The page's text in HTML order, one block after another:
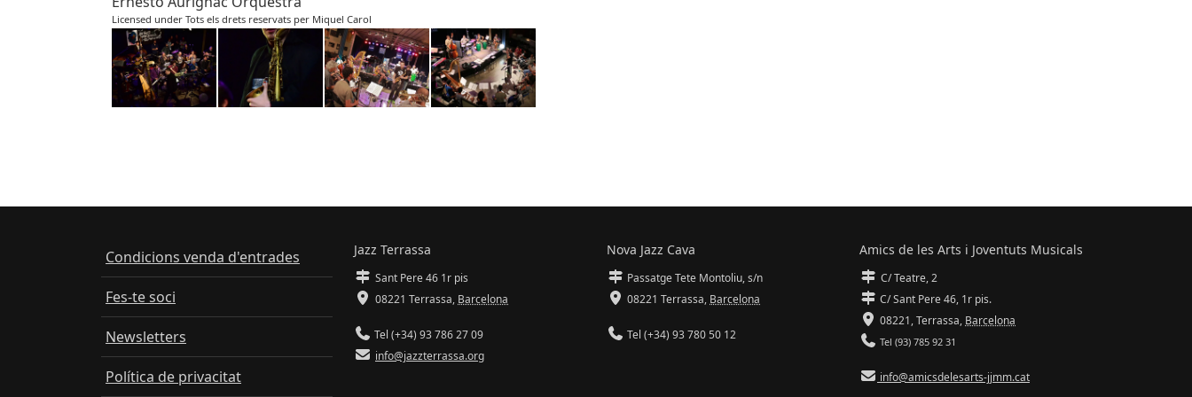
Licensed under Tots els drets reservats per Miquel Carol
Condicions venda d'entrades
Fes-te soci
Newsletters
Política de privacitat
Jazz Terrassa
Sant Pere 46 1r pis
08221 Terrassa, Barcelona
Tel (+34) 93 786 27 09
info@jazzterrassa.org
Nova Jazz Cava
Passatge Tete Montoliu, s/n
08221 Terrassa, Barcelona
Tel (+34) 93 780 50 12
Amics de les Arts i Joventuts Musicals
C/ Teatre, 2
C/ Sant Pere 46, 1r pis.
08221,Terrassa, Barcelona
Tel (93) 785 92 31
info@amicsdelesarts-jjmm.cat